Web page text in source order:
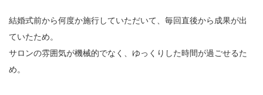
結婚式前から何度か施行していただいて、毎回直後から成果が出
ていたため。
サロンの雰囲気が機械的でなく、ゆっくりした時間が過ごせるた
め。